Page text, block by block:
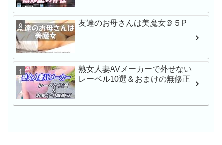
友達のお母さんは美魔女＠５P
熟女人妻AVメーカーで外せない
レーベル10選＆おまけの無修正
出しハメ撮り 青山な
人